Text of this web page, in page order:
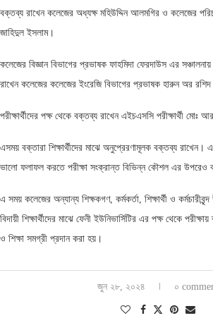
বক্তব্য রাখেন কলেজের অধ্যক্ষ মহিউদ্দিন আলমগির ও কলেজের
জাহিদুল ইসলাম।
কলেজের বিজ্ঞান বিভাগের প্রভাষক ফাহমিদা ফেরদাউস এর
রাখেন কলেজের কলেজের ইংরেজি বিভাগের প্রভাষক হারুন অর
পরীক্ষার্থীদের পক্ষ থেকে বক্তব্য রাখেন এইচএসসি পরীক্ষার্থী মোঃ
এসময় বক্তারা শিক্ষার্থীদের মাঝে অনুপ্রেরণামূলক বক্তব্য রাখেন।
ভালো ফলাফল করতে পরীক্ষা সংক্রান্ত বিভিন্ন কৌশল এর উপরেও
এ সময় কলেজের অন্যান্য শিক্ষকগণ, কর্মকর্তা, শিক্ষার্থী ও
বিদায়ী শিক্ষার্থীদের মাঝে ফেনী ইউনিভার্সিটির এর পক্ষ থেকে
ও শিক্ষা সমগ্রী প্রদান করা হয়।
জুন ২৮, ২০২৪ ০